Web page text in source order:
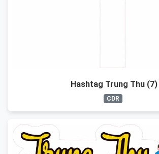
Hashtag Trung Thu (7)
CDR